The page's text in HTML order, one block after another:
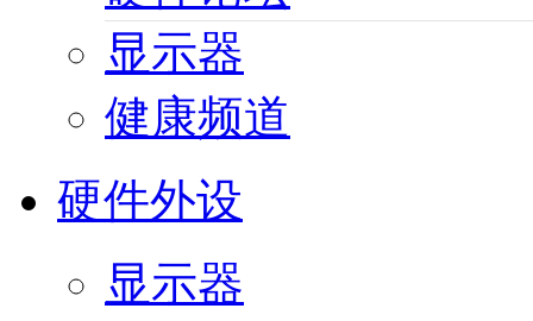
显示器
健康频道
硬件外设
显示器